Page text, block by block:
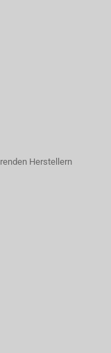
Herstellern